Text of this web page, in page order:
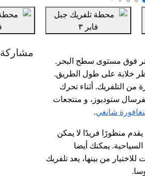
مميز يوفر لركابه تجربة سفر فريدة من ارتفاع 100 متر فوق مستوى سطح البحر.
خلابة على طول الطريق.
من التلفريك. أثناء تحرك
ستوديوز، و منتجعات
شانغي.
منظورًا فريدًا لا يمكن
يمكنك أيضا
من بينها، يعد تلفريك
مشاركة